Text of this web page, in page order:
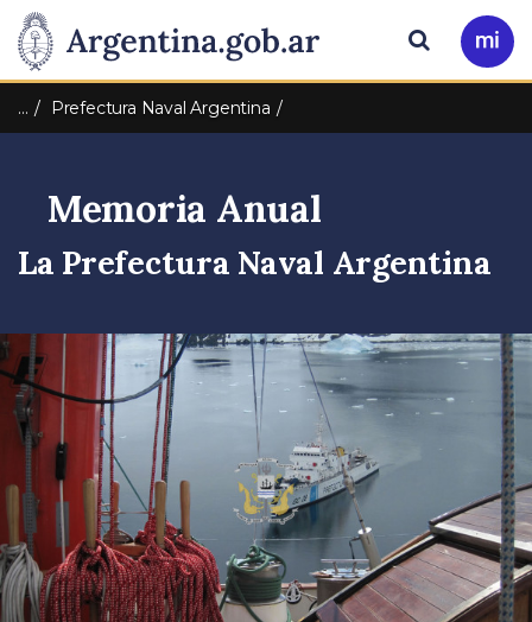
Presidencia
de
Nación
Pasar al contenido principal
Ir
a
Buscar
… Prefectura Naval Argentina
Memoria Anual
La Prefectura Naval Argentina